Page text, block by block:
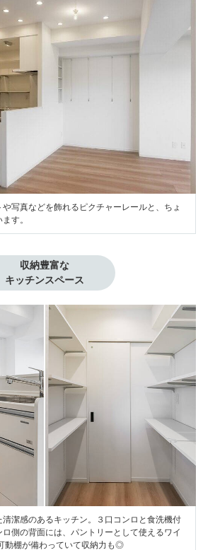
写真などを飾れるピクチャーレールと、ちょ
す。
収納豊富な
キッチンスペース
潔感のあるキッチン。３口コンロと食洗機付
ロ側の背面には、パントリーとして使えるワイ
動棚が備わっていて収納力も◎